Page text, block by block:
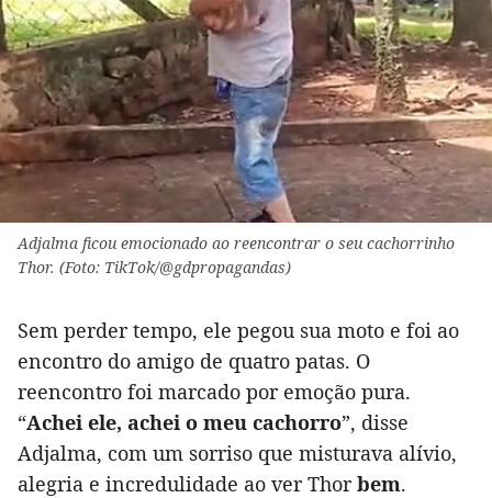
Adjalma ficou emocionado ao reencontrar o seu cachorrinho
Thor. (Foto: TikTok/@gdpropagandas)
Sem perder tempo, ele pegou sua moto e foi ao
encontro do amigo de quatro patas. O
reencontro foi marcado por emoção pura.
“Achei ele, achei o meu cachorro”, disse
Adjalma, com um sorriso que misturava alívio,
alegria e incredulidade ao ver Thorbem.